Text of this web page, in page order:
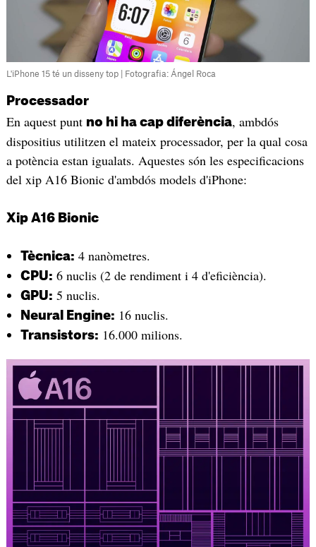
L'iPhone 15 té un disseny top | Fotografia: Ángel Roca
Processador
En aquest punt no hi ha cap diferència, ambdós
dispositius utilitzen el mateix processador, per la qual cosa
a potència estan igualats. Aquestes són les especificacions
del xip A16 Bionic d'ambdós models d'iPhone:
Xip A16 Bionic
Tècnica: 4 nanòmetres.
CPU: 6 nuclis (2 de rendiment i 4 d'eficiència).
GPU: 5 nuclis.
Neural Engine: 16 nuclis.
Transistors: 16.000 milions.